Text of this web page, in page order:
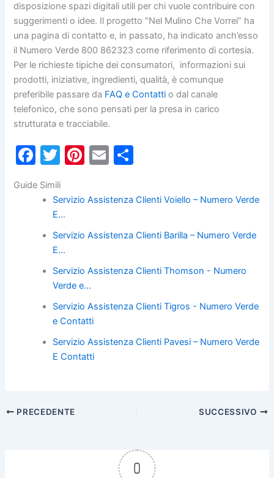
disposizione spazi digitali utili per chi vuole contribuire con
suggerimenti o idee. Il progetto “Nel Mulino Che Vorrei” ha
una pagina di contatto e, in passato, ha indicato anch’esso
il Numero Verde 800 862323 come riferimento di cortesia.
Per le richieste tipiche dei consumatori, informazioni sui
prodotti, iniziative, ingredienti, qualità, è comunque
preferibile passare da FAQ e Contatti o dal canale
telefonico, che sono pensati per la presa in carico
strutturata e tracciabile.
F
c
b
o
T
itt
er
Pi
er
st
E
ai n
vi
Guide Simili
Servizio Assistenza Clienti Voiello – Numero Verde
E…
Servizio Assistenza Clienti Barilla – Numero Verde
E…
Servizio Assistenza Clienti Thomson - Numero
Verde e…
Servizio Assistenza Clienti Tigros - Numero Verde
e Contatti
Servizio Assistenza Clienti Pavesi – Numero Verde
E Contatti
PRECEDENTE SUCCESSIVO
0